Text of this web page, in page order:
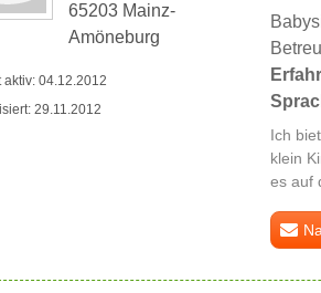
65203 Mainz-
Amöneburg
aktiv: 04.12.2012
29.11.2012
Ich
klein
es auf